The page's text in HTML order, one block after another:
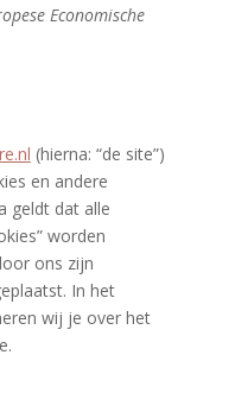
Economische
(hierna: “de site”)
en andere
geldt dat alle
worden
ons zijn
In het
wij je over het